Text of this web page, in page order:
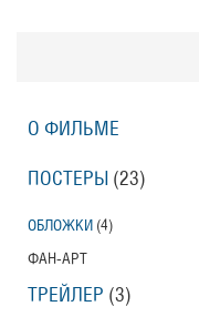
О ФИЛЬМЕ
ПОСТЕРЫ (23)
ОБЛОЖКИ (4)
ФАН-АРТ
ТРЕЙЛЕР (3)